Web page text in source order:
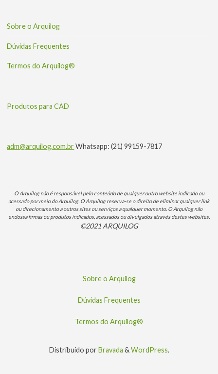
Sobre o Arquilog
Dúvidas Frequentes
Termos do Arquilog®
Produtos para CAD
adm@arquilog.com.brWhatsapp: (21) 99159-7817
O Arquilog não é responsável pelo conteúdo de qualquer outro website indicado ou
acessado por meio do Arquilog. O Arquilog reserva-se o direito de eliminar qualquer link
ou direcionamento a outros sites ou serviços a qualquer momento. O Arquilog não
endossa firmas ou produtos indicados, acessados ou divulgados através destes websites.
©2021 ARQUILOG
Sobre o Arquilog
Dúvidas Frequentes
Termos do Arquilog®
Distribuído por Bravada &WordPress.